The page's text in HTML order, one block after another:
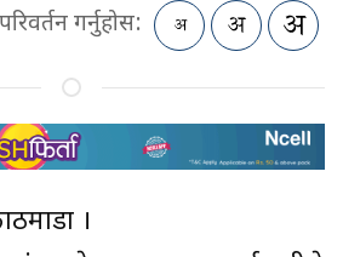
गर्नुहोस:
।